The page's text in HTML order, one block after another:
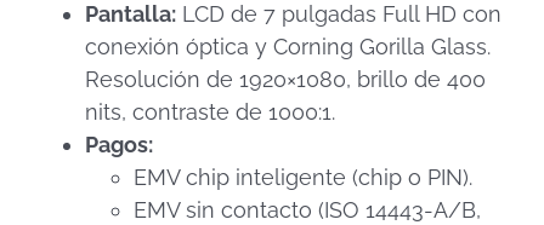
Pantalla: LCD de 7 pulgadas Full HD con
conexión óptica y Corning Gorilla Glass.
Resolución de 1920×1080, brillo de 400
nits, contraste de 1000:1.
Pagos:
EMV chip inteligente (chip o PIN).
EMV sin contacto (ISO 14443-A/B,